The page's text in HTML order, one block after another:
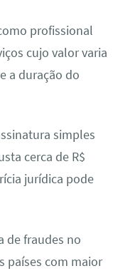
profissional
cujo valor varia
a duração do
simples
cerca de R$
jurídica pode
de fraudes no
países com maior